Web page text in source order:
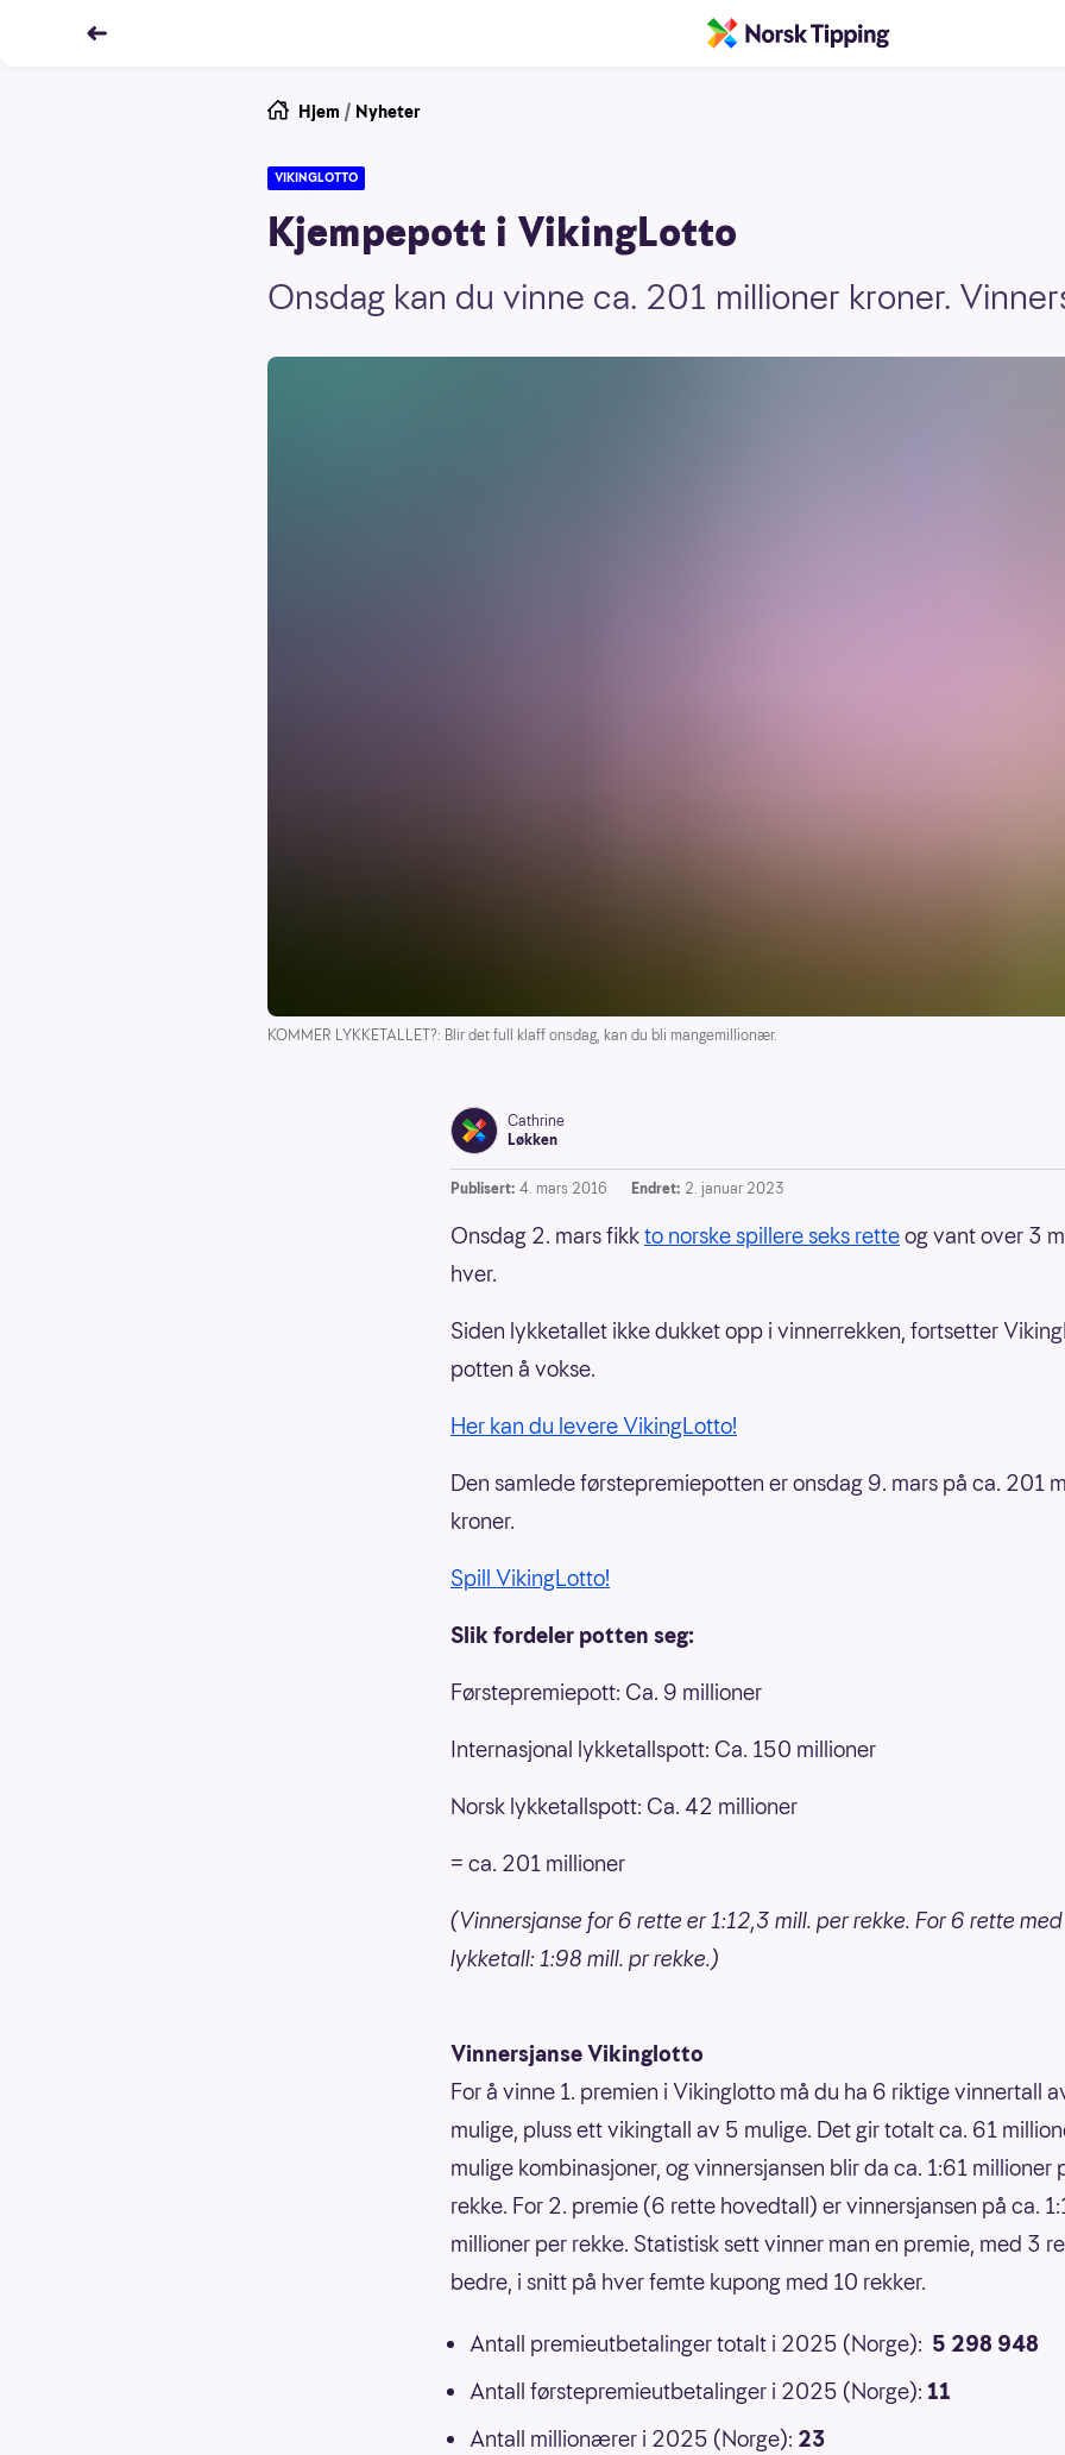
Hjem / Nyheter
VIKINGLOTTO
Kjempepott i VikingLotto
Onsdag kan du vinne ca. 201 millioner kroner.
KOMMER LYKKETALLET?: Blir det full klaff onsdag, kan du bli mangemillionær.
Cathrine
Løkken
Publisert: 4. mars 2016 Endret: 2. januar 2023
Onsdag 2. mars fikkto norske spillere seks retteog vant over 3
hver.
Siden lykketallet ikke dukket opp i vinnerrekken, fortsetter
potten å vokse.
Her kan du levere VikingLotto!
Den samlede førstepremiepotten er onsdag 9. mars på ca. 201
kroner.
Spill VikingLotto!
Slik fordeler potten seg:
Førstepremiepott: Ca. 9 millioner
Internasjonal lykketallspott: Ca. 150 millioner
Norsk lykketallspott: Ca. 42 millioner
= ca. 201 millioner
(Vinnersjanse for 6 rette er 1:12,3 mill. per rekke. For 6 rette med
lykketall: 1:98 mill. pr rekke.)
Vinnersjanse Vikinglotto
For å vinne 1. premien i Vikinglotto må du ha 6 riktige vinnertall
mulige, pluss ett vikingtall av 5 mulige. Det gir totalt ca. 61
mulige kombinasjoner, og vinnersjansen blir da ca. 1:61 millioner
rekke. For 2. premie (6 rette hovedtall) er vinnersjansen på ca.
millioner per rekke. Statistisk sett vinner man en premie, med 3
bedre, i snitt på hver femte kupong med 10 rekker.
Antall premieutbetalinger totalt i 2025 (Norge): 5 298 948
Antall førstepremieutbetalinger i 2025 (Norge): 11
Antall millionærer i 2025 (Norge): 23